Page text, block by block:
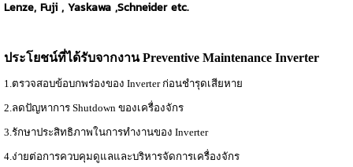
Lenze, Fuji , Yaskawa ,Schneider etc.
ประโยชน์ที่ได้รับจากงาน Preventive Maintenance Inverter
1.ตรวจสอบข้อบกพร่องของ Inverter ก่อนชำรุดเสียหาย
2.ลดปัญหาการ Shutdown ของเครื่องจักร
3.รักษาประสิทธิภาพในการทำงานของ Inverter
4.ง่ายต่อการควบคุมดูแลและบริหารจัดการเครื่องจักร